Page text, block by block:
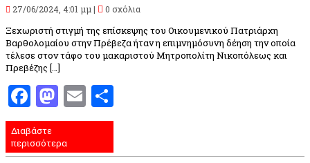
27/06/2024, 4:01 μμ | 0 σχόλια
Ξεχωριστή στιγμή της επίσκεψης του Οικουμενικού Πατριάρχη
Βαρθολομαίου στην Πρέβεζα ήταν η επιμνημόσυνη δέηση την οποία
τέλεσε στον τάφο του μακαριστού Μητροπολίτη Νικοπόλεως και
Πρεβέζης […]
Facebook
Mastodon
Email
Διαβάστε
περισσότερα